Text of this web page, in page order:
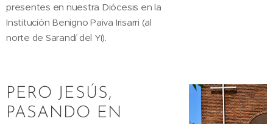
presentes en nuestra Diócesis en la
Institución Benigno Paiva Irisarri (al
norte de Sarandí del Yí).
PERO JESÚS,
PASANDO EN